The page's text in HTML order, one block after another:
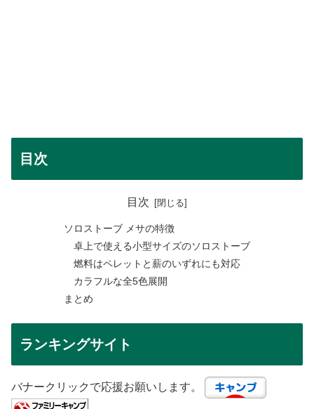
目次
目次
ソロストーブ メサの特徴
卓上で使える小型サイズのソロストーブ
燃料はペレットと薪のいずれにも対応
カラフルな全5色展開
まとめ
ランキングサイト
バナークリックで応援お願いします。